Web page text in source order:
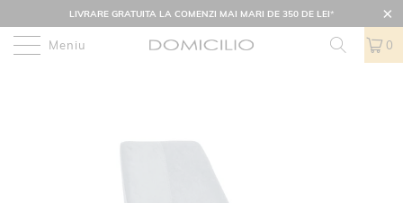
LIVRARE GRATUITA LA COMENZI MAI MARI DE 350 DE LEI*
Meniu 0